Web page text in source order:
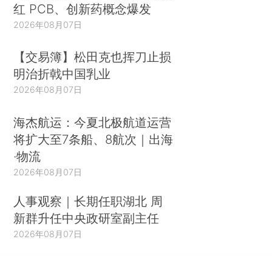
红 PCB、创新药概念爆发
2026年08月07日
【交易簿】松田克也挥刀止损
明治折戟中国乳业
2026年08月07日
海杰航运：今夏北极航道运营
将扩大至7条船、8航次｜出海
·物流
2026年08月07日
人事观察｜长期任职湖北 周
新群升任中央政研室副主任
2026年08月07日